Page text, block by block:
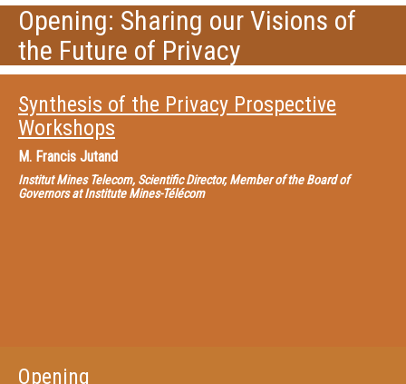
Opening: Sharing our Visions of
the Future of Privacy
Synthesis of the Privacy Prospective
Workshops
M. Francis Jutand
Institut Mines Telecom, Scientific Director, Member of the Board of
Governors at Institute Mines-Télécom
Opening